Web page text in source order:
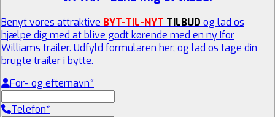
Benyt vores attraktive BYT-TIL-NYT TILBUD og lad os
hjælpe dig med at blive godt kørende med en ny Ifor
Williams trailer. Udfyld formularen her, og lad os tage din
brugte trailer i bytte.
For- og efternavn*
Telefon*